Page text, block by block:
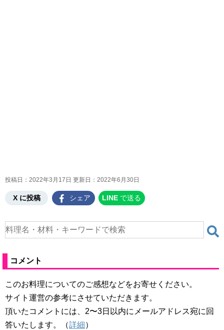
投稿日：2022年3月17日 更新日： 2022年6月30日
X に投稿 シェア LINE で送る
コメント
このお料理についてのご感想などをお寄せください。
サイト運営の参考にさせていただきます。
頂いたコメントには、2〜3日以内にメールアドレス宛に回
答いたします。（詳細 ）